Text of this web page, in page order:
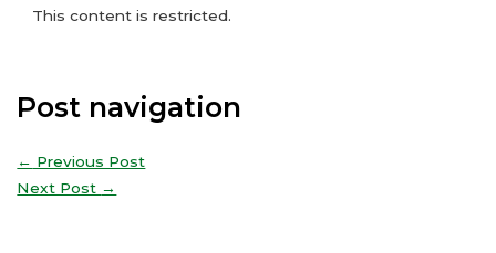
This content is restricted.
Post navigation
← Previous Post
Next Post →